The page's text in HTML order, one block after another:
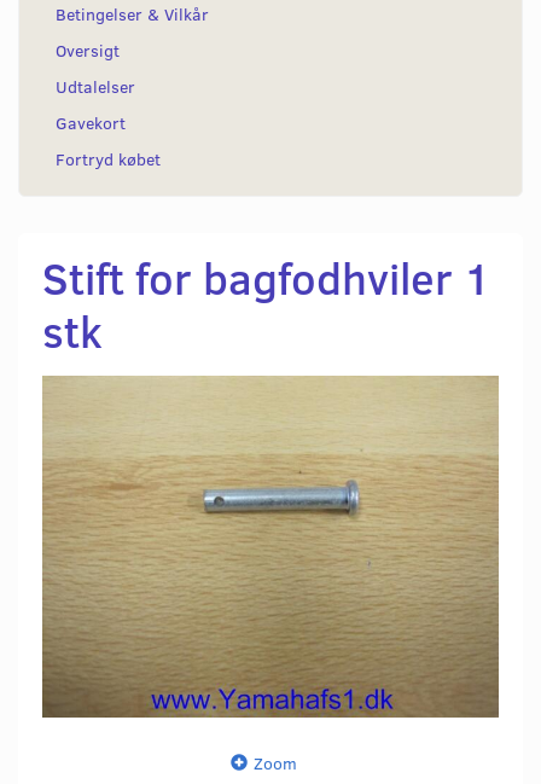
Betingelser & Vilkår
Oversigt
Udtalelser
Gavekort
Fortryd købet
Stift for bagfodhviler 1
stk
Zoom